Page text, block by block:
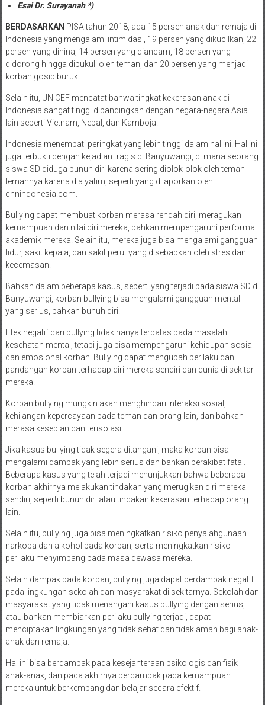
Esai Dr. Surayanah *)
BERDASARKAN PISA tahun 2018, ada 15 persen anak dan remaja di
Indonesia yang mengalami intimidasi, 19 persen yang dikucilkan, 22
persen yang dihina, 14 persen yang diancam, 18 persen yang
didorong hingga dipukuli oleh teman, dan 20 persen yang menjadi
korban gosip buruk.
Selain itu, UNICEF mencatat bahwa tingkat kekerasan anak di
Indonesia sangat tinggi dibandingkan dengan negara-negara Asia
lain seperti Vietnam, Nepal, dan Kamboja.
Indonesia menempati peringkat yang lebih tinggi dalam hal ini. Hal ini
juga terbukti dengan kejadian tragis di Banyuwangi, di mana seorang
siswa SD diduga bunuh diri karena sering diolok-olok oleh teman-
temannya karena dia yatim, seperti yang dilaporkan oleh
cnnindonesia.com.
Bullying dapat membuat korban merasa rendah diri, meragukan
kemampuan dan nilai diri mereka, bahkan mempengaruhi performa
akademik mereka. Selain itu, mereka juga bisa mengalami gangguan
tidur, sakit kepala, dan sakit perut yang disebabkan oleh stres dan
kecemasan.
Bahkan dalam beberapa kasus, seperti yang terjadi pada siswa SD di
Banyuwangi, korban bullying bisa mengalami gangguan mental
yang serius, bahkan bunuh diri.
Efek negatif dari bullying tidak hanya terbatas pada masalah
kesehatan mental, tetapi juga bisa mempengaruhi kehidupan sosial
dan emosional korban. Bullying dapat mengubah perilaku dan
pandangan korban terhadap diri mereka sendiri dan dunia di sekitar
mereka.
Korban bullying mungkin akan menghindari interaksi sosial,
kehilangan kepercayaan pada teman dan orang lain, dan bahkan
merasa kesepian dan terisolasi.
Jika kasus bullying tidak segera ditangani, maka korban bisa
mengalami dampak yang lebih serius dan bahkan berakibat fatal.
Beberapa kasus yang telah terjadi menunjukkan bahwa beberapa
korban akhirnya melakukan tindakan yang merugikan diri mereka
sendiri, seperti bunuh diri atau tindakan kekerasan terhadap orang
lain.
Selain itu, bullying juga bisa meningkatkan risiko penyalahgunaan
narkoba dan alkohol pada korban, serta meningkatkan risiko
perilaku menyimpang pada masa dewasa mereka.
Selain dampak pada korban, bullying juga dapat berdampak negatif
pada lingkungan sekolah dan masyarakat di sekitarnya. Sekolah dan
masyarakat yang tidak menangani kasus bullying dengan serius,
atau bahkan membiarkan perilaku bullying terjadi, dapat
menciptakan lingkungan yang tidak sehat dan tidak aman bagi anak-
anak dan remaja.
Hal ini bisa berdampak pada kesejahteraan psikologis dan fisik
anak-anak, dan pada akhirnya berdampak pada kemampuan
mereka untuk berkembang dan belajar secara efektif.